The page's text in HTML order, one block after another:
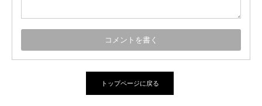
トップページに戻る